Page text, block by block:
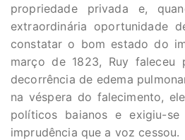
propriedade privada e,
extraordinária oportunidade
constatar o bom estado do
março de 1823, Ruy faleceu
decorrência de edema
na véspera do falecimento,
políticos baianos e exigiu-
imprudência que a voz cessou.